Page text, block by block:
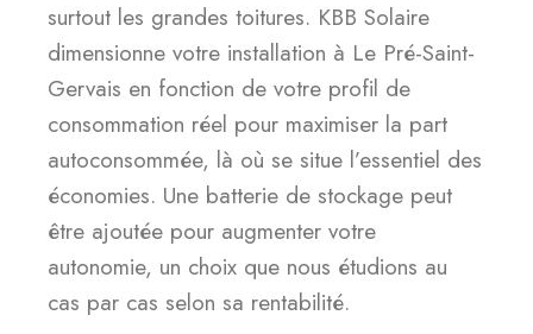
surtout les grandes toitures. KBB Solaire
dimensionne votre installation à Le Pré-Saint-
Gervais en fonction de votre profil de
consommation réel pour maximiser la part
autoconsommée, là où se situe l’essentiel des
économies. Une batterie de stockage peut
être ajoutée pour augmenter votre
autonomie, un choix que nous étudions au
cas par cas selon sa rentabilité.